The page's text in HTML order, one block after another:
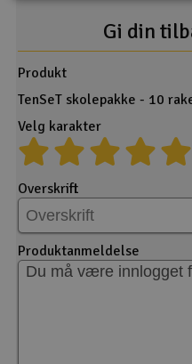
Gi din
Produkt
TenSeT skolepakke - 10
Velg karakter
Overskrift
Produktanmeldelse